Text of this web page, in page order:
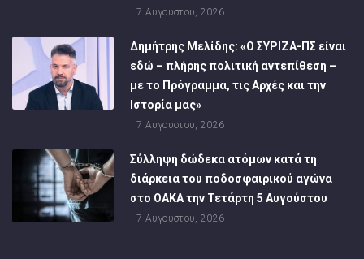
7 Αυγούστου, 2026
Δημήτρης Μελίδης: «Ο ΣΥΡΙΖΑ-ΠΣ είναι
εδώ – πλήρης πολιτική αντεπίθεση –
με το Πρόγραμμα, τις Αρχές και την
Ιστορία μας»
7 Αυγούστου, 2026
Σύλληψη δώδεκα ατόμων κατά τη
διάρκεια του ποδοσφαιρικού αγώνα
στο ΟΑΚΑ την Τετάρτη 5 Αυγούστου
7 Αυγούστου, 2026